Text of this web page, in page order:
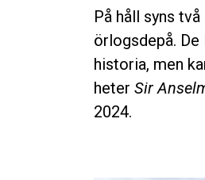
På håll syns
örlogsdepå.
historia, men
heter Sir
2024.